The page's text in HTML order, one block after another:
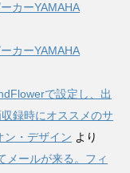
カーYAMAHA
カーYAMAHA
で設定し、出
録時にオススメのサ
ン・デザイン より
メールが来る。フィ